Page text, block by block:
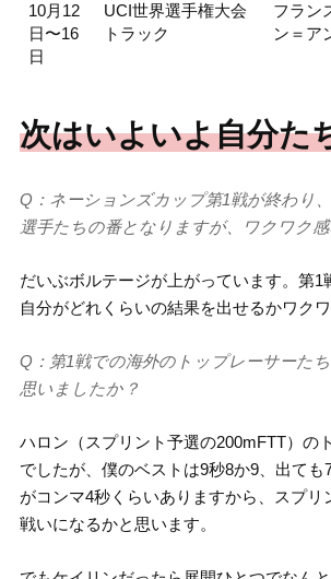
10月12
日〜16
日
UCI世界選手権大会
トラック
フラン
ン＝ア
次はいよいよ自分た
Q：ネーションズカップ第1戦が終わり
選手たちの番となりますが、ワクワク
だいぶボルテージが上がっています。第1
自分がどれくらいの結果を出せるかワクワ
Q：第1戦での海外のトップレーサーた
思いましたか？
ハロン（スプリント予選の200mFTT）の
でしたが、僕のベストは9秒8か9、出ても
がコンマ4秒くらいありますから、スプリ
戦いになるかと思います。